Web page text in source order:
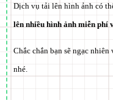
Dịch vụ tải lên hình ảnh có
lên nhiều hình ảnh miễn phí
Chắc chắn bạn sẽ ngạc
nhé.